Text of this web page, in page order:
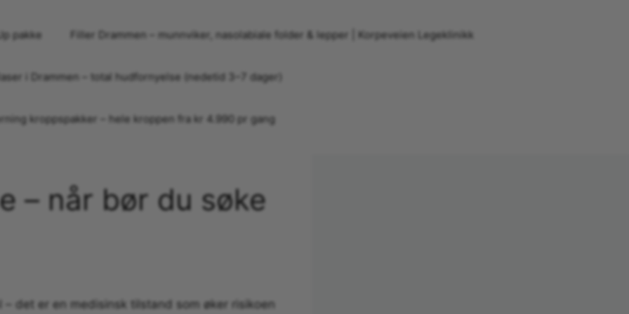
pakke Filler Drammen – munnviker, nasolabiale folder & lepper | Korpeveien Legeklinikk
i Drammen – total hudfornyelse (nedetid 3–7 dager)
kroppspakker – hele kroppen fra kr 4.990 pr gang
– når bør du søke
– det er en medisinsk tilstand som øker risikoen